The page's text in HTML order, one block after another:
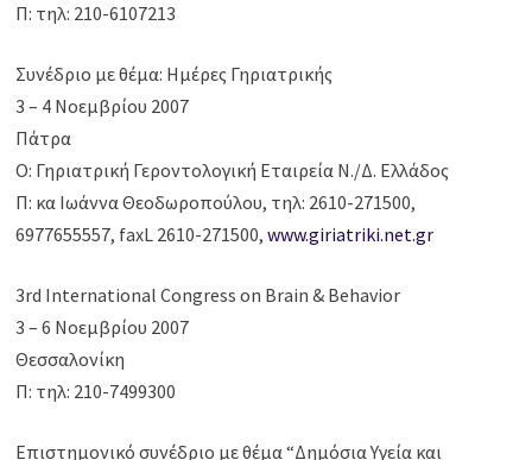
Π: τηλ: 210-6107213
Συνέδριο με θέμα: Ημέρες Γηριατρικής
3 – 4 Νοεμβρίου 2007
Πάτρα
Ο: Γηριατρική Γεροντολογική Εταιρεία Ν./Δ. Ελλάδος
Π: κα Ιωάννα Θεοδωροπούλου, τηλ: 2610-271500,
6977655557, faxL 2610-271500,www.giriatriki.net.gr
3rd International Congress on Brain & Behavior
3 – 6 Νοεμβρίου 2007
Θεσσαλονίκη
Π: τηλ: 210-7499300
Επιστημονικό συνέδριο με θέμα “Δημόσια Υγεία και